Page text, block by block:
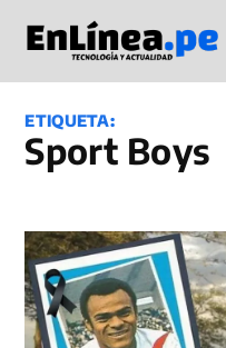
contenido
ETIQUETA:
Sport Boys